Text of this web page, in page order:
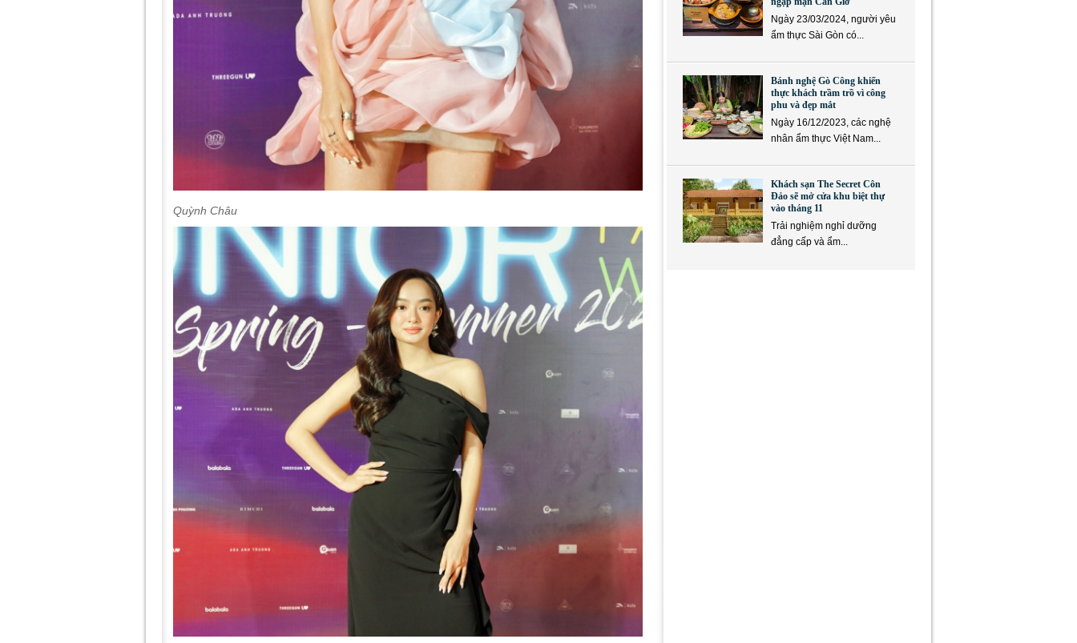
Quỳnh Châu
Ngày 23/03/2024, người yêu
ẩm thực Sài Gòn có...
Bánh nghệ Gò Công khiến
thực khách trầm trồ vì công
phu và đẹp mắt
Ngày 16/12/2023, các nghệ
nhân ẩm thực Việt Nam...
Khách sạn The Secret Côn
Đảo sẽ mở cửa khu biệt thự
vào tháng 11
Trải nghiệm nghỉ dưỡng
đẳng cấp và ẩm...